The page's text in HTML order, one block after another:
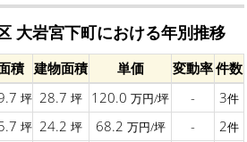
大岩宮下町における年別推移
積 建物面積 単価 変動率件数
坪 28.7 坪 120.0 万円/坪 - 3件
坪 24.2 坪 68.2 万円/坪 - 2件